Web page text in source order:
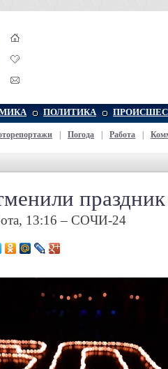
ПОЛИТИКА
Погода Работа
13:16 – СОЧИ-24